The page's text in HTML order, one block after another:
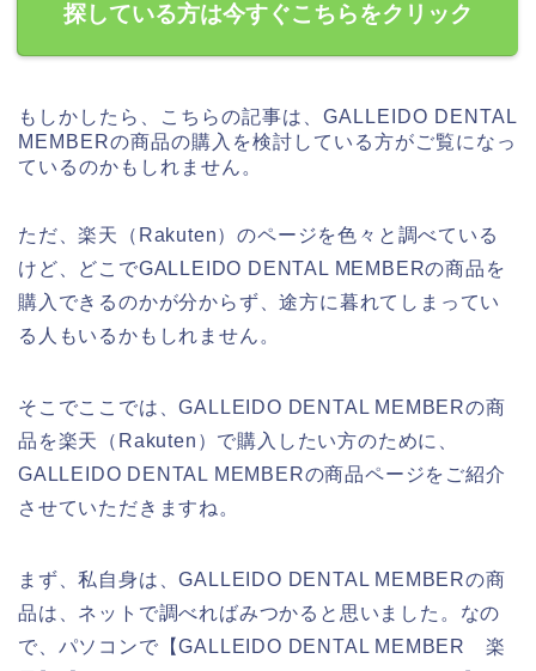
探している方は今すぐこちらをクリック
もしかしたら、こちらの記事は、GALLEIDO DENTAL
MEMBERの商品の購入を検討している方がご覧になっ
ているのかもしれません。
ただ、楽天（Rakuten）のページを色々と調べている
けど、どこでGALLEIDO DENTAL MEMBERの商品を
購入できるのかが分からず、途方に暮れてしまってい
る人もいるかもしれません。
そこでここでは、GALLEIDO DENTAL MEMBERの商
品を楽天（Rakuten）で購入したい方のために、
GALLEIDO DENTAL MEMBERの商品ページをご紹介
させていただきますね。
まず、私自身は、GALLEIDO DENTAL MEMBERの商
品は、ネットで調べればみつかると思いました。なの
で、パソコンで【GALLEIDO DENTAL MEMBER 楽